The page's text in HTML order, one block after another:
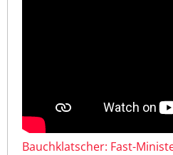
Bauchklatscher: Fast-